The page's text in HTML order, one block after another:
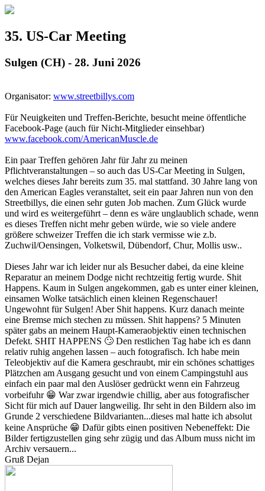
35. US-Car Meeting
Sulgen (CH) - 28. Juni 2026
Organisator: www.streetbillys.com
Für Neuigkeiten und Treffen-Berichte, besucht meine öffentliche
Facebook-Page (auch für Nicht-Mitglieder einsehbar)
www.facebook.com/AmericanMuscle.de
Ein paar Treffen gehören Jahr für Jahr zu meinen
Pflichtveranstaltungen – so auch das US-Car Meeting in Sulgen,
welches dieses Jahr bereits zum 35. mal stattfand. 30 Jahre lang von
den American Eagles veranstaltet, seit ein paar Jahren nun von den
Streetbillys, die einen sehr guten Job machen. Zum Glück wurde
und wird es weitergeführt – denn es wäre unglaublich schade, wenn
es dieses Treffen nicht mehr geben würde, wie so viele andere
größere schweizer Treffen die ich stark vermisse wie z.b.
Zuchwil/Oensingen, Volketswil, Dübendorf, Chur, Mollis usw..
Dieses Jahr war ich leider nur als Besucher dabei, da eine kleine
Reparatur an meinem Dodge nicht rechtzeitig fertig wurde. Shit
Happens. Kaum in Sulgen angekommen, gab es unter einer kleinen,
einsamen Wolke tatsächlich einen kleinen Regenschauer!
Ungewohnt für Sulgen! Aber Shit happens. Kurz danach meinte
eine Bremse mich stechen zu müssen. Shit happens? 5 Minuten
später gabs an meinem Haupt-Kameraobjektiv einen technischen
Defekt. SHIT HAPPENS 🙄 Den restlichen Tag habe ich es dann
relativ ruhig angehen lassen – auch fotografisch. Ich habe mein
Teleobjektiv auf die Kamera geschraubt, mir ein schönes schattiges
Plätzchen am Ausgang gesucht und von einem Campingstuhl aus
einfach ein paar mal den Auslöser gedrückt wenn ein Fahrzeug
vorbeifuhr 😁 War zwar irgendwie chillig, aber aus fotografischer
Sicht für mich auf Dauer langweilig. Ihr seht in den Bildern also im
Grunde 2 verschiedene Bildvarianten...dieses mal hatte ich absolut
keine Ansprüche 😁 Dafür gibts einen positiven Nebeneffekt: Die
Bilder fertigzustellen ging sehr zügig und das Album muss nicht im
Archiv versauern...
Gruß Dejan